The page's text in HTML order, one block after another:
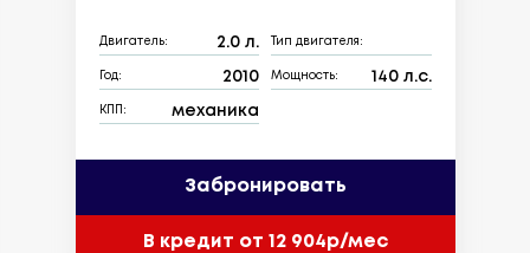
Двигатель: 2.0 л. Тип двигателя:
Год: 2010 Мощность: 140 л.с.
КПП: механика
Забронировать
В кредит от 12 904р/мес